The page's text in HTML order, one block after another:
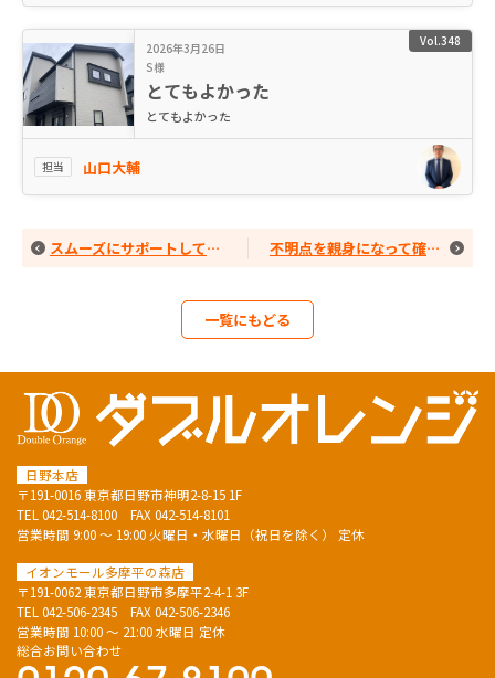
Vol.348
2026年3月26日
S様
とてもよかった
とてもよかった
担当 山口大輔
スムーズにサポートしていただきありがとうございました。 不明点を親身になって確認してもらえて良かったです。
一覧にもどる
日野本店
〒191-0016 東京都日野市神明2-8-15 1F
TEL 042-514-8100 FAX 042-514-8101
営業時間 9:00 ～ 19:00 火曜日・水曜日（祝日を除く） 定休
イオンモール多摩平の森店
〒191-0062 東京都日野市多摩平2-4-1 3F
TEL 042-506-2345 FAX 042-506-2346
営業時間 10:00 ～ 21:00 水曜日 定休
総合お問い合わせ